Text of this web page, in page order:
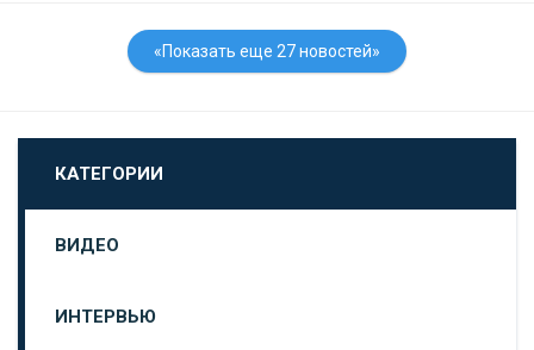
«Показать еще 27 новостей»
КАТЕГОРИИ
ВИДЕО
ИНТЕРВЬЮ